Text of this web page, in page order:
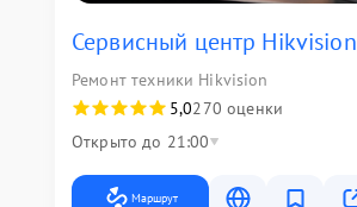
Сервисный центр Hikvision
Ремонт техники Hikvision
5,0270 оценки
Открыто до 21:00
Маршрут